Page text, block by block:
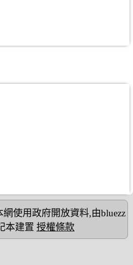
使用政府開放資料,由bluezz
本建置 授權條款